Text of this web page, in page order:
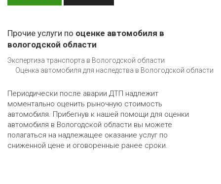
Прочие услуги по оценке автомобиля в
вологодской области
Экспертиза транспорта в Вологодской области
Оценка автомобиля для наследства в Вологодской области
Периодически после аварии ДТП надлежит
моментально оценить рыночную стоимость
автомобиля. Прибегнув к нашей помощи для оценки
автомобиля в Вологодской области вы можете
полагаться на надлежащее оказание услуг по
сниженной цене и оговоренные ранее сроки.